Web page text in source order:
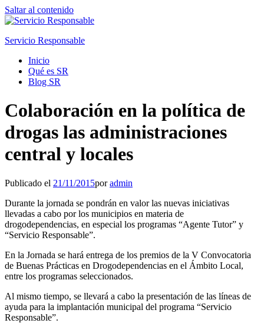
Saltar al contenido
Servicio Responsable
Inicio
Qué es SR
Blog SR
Colaboración en la política de
drogas las administraciones
central y locales
Publicado el 21/11/2015por admin
Durante la jornada se pondrán en valor las nuevas iniciativas
llevadas a cabo por los municipios en materia de
drogodependencias, en especial los programas “Agente Tutor” y
“Servicio Responsable”.
En la Jornada se hará entrega de los premios de la V Convocatoria
de Buenas Prácticas en Drogodependencias en el Ámbito Local,
entre los programas seleccionados.
Al mismo tiempo, se llevará a cabo la presentación de las líneas de
ayuda para la implantación municipal del programa “Servicio
Responsable”.